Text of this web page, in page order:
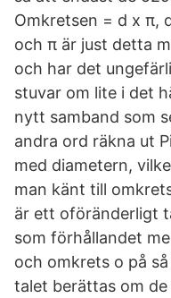
Omkretsen = d x π,
och π är just detta
och har det
stuvar om lite i det
nytt samband som
andra ord räkna ut
med diametern,
man känt till
är ett oföränderligt
som förhållandet
och omkrets o på
talet berättas om